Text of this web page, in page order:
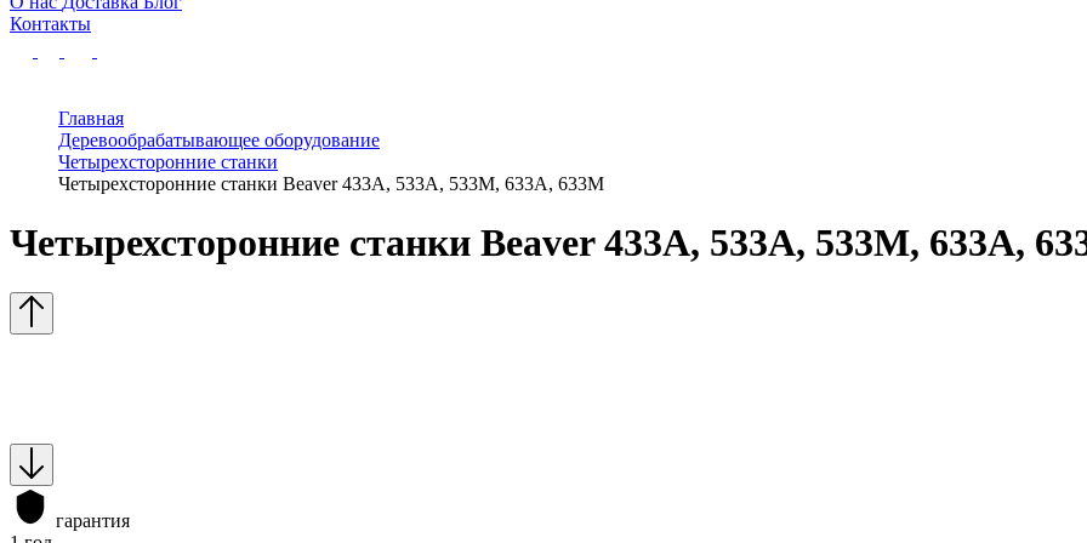
Контакты
Главная
Деревообрабатывающее оборудование
Четырехсторонние станки
Четырехсторонние станки Beaver 433А, 533А, 533M, 633А, 633М
Четырехсторонние станки Beaver 433А, 533А, 533M, 633А,
гарантия